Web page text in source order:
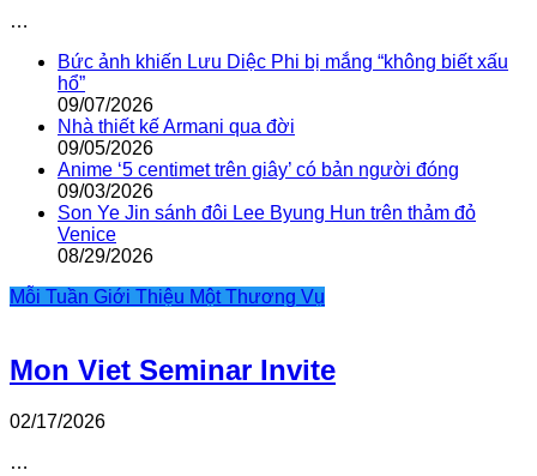
…
Bức ảnh khiến Lưu Diệc Phi bị mắng “không biết xấu
hổ”
09/07/2026
Nhà thiết kế Armani qua đời
09/05/2026
Anime ‘5 centimet trên giây’ có bản người đóng
09/03/2026
Son Ye Jin sánh đôi Lee Byung Hun trên thảm đỏ
Venice
08/29/2026
Mỗi Tuần Giới Thiệu Một Thương Vụ
Mon Viet Seminar Invite
02/17/2026
…